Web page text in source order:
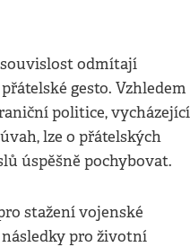
odmítají
gesto. Vzhledem
politice, vycházející
lze o přátelských
úspěšně pochybovat.
stažení vojenské
následky pro životní